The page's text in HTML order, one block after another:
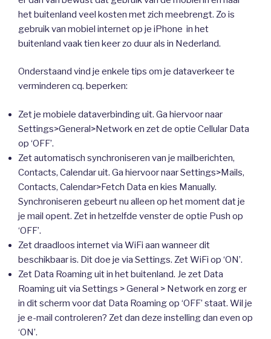
het buitenland veel kosten met zich meebrengt. Zo is
gebruik van mobiel internet op je iPhone in het
buitenland vaak tien keer zo duur als in Nederland.
Onderstaand vind je enkele tips om je dataverkeer te
verminderen cq. beperken:
Zet je mobiele dataverbinding uit. Ga hiervoor naar
Settings>General>Network en zet de optie Cellular Data
op ‘OFF’.
Zet automatisch synchroniseren van je mailberichten,
Contacts, Calendar uit. Ga hiervoor naar Settings>Mails,
Contacts, Calendar>Fetch Data en kies Manually.
Synchroniseren gebeurt nu alleen op het moment dat je
je mail opent. Zet in hetzelfde venster de optie Push op
‘OFF’.
Zet draadloos internet via WiFi aan wanneer dit
beschikbaar is. Dit doe je via Settings. Zet WiFi op ‘ON’.
Zet Data Roaming uit in het buitenland. Je zet Data
Roaming uit via Settings > General > Network en zorg er
in dit scherm voor dat Data Roaming op ‘OFF’ staat. Wil je
je e-mail controleren? Zet dan deze instelling dan even op
‘ON’.